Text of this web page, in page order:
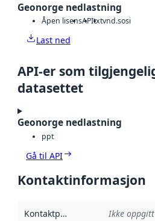
Geonorge nedlastning
Åpen lisensAPItxtvnd.sosi
Last ned
API-er som
datasettet
Geonorge nedlastning
ppt
Gå til API
Kontaktinformasjon
Kontaktpunkt Ikke oppgitt